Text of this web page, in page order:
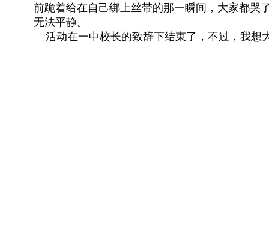
前跪着给在自己绑上丝带的那一瞬间，大家都哭
无法平静。
活动在一中校长的致辞下结束了，不过，我想